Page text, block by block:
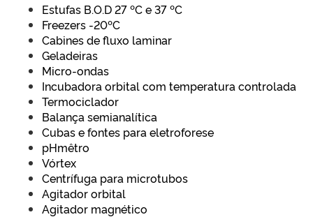
Estufas B.O.D 27 ºC e 37 ºC
Freezers -20ºC
Cabines de fluxo laminar
Geladeiras
Micro-ondas
Incubadora orbital com temperatura controlada
Termociclador
Balança semianalítica
Cubas e fontes para eletroforese
pHmêtro
Vórtex
Centrífuga para microtubos
Agitador orbital
Agitador magnético